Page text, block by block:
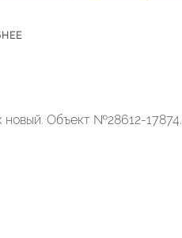
новый. Объект №28612-17874.